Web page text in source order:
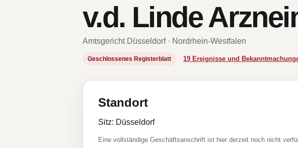
v.d. Linde
Amtsgericht Düsseldorf · Nordrhein-Westfalen
Geschlossenes Registerblatt 19 Ereignisse und
Standort
Sitz: Düsseldorf
Eine vollständige Geschäftsanschrift ist hier derzeit noch nicht